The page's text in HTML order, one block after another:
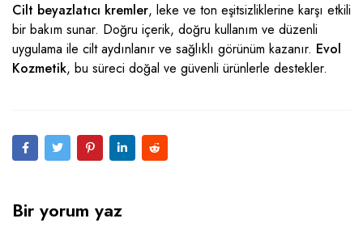
Cilt beyazlatıcı kremler, leke ve ton eşitsizliklerine karşı etkili
bir bakım sunar. Doğru içerik, doğru kullanım ve düzenli
uygulama ile cilt aydınlanır ve sağlıklı görünüm kazanır. Evol
Kozmetik, bu süreci doğal ve güvenli ürünlerle destekler.
Bir yorum yaz